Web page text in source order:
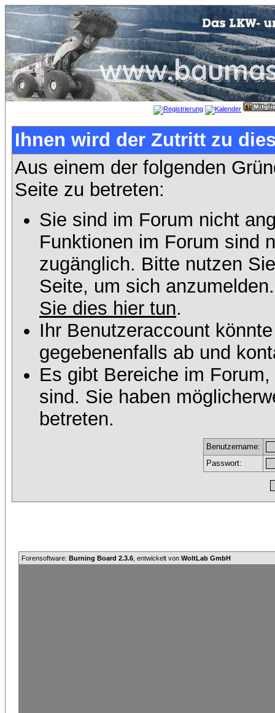
Ihnen wird der Zutritt zu
Aus einem der folgenden
Seite zu betreten:
Sie sind im Forum nicht
Funktionen im Forum sind
zugänglich. Bitte nutzen
Seite, um sich
Sie dies hier tun.
Ihr Benutzeraccount
gegebenenfalls ab und
Es gibt Bereiche im
sind. Sie haben
betreten.
Benutzername:
Passwort:
Forensoftware: Burning Board 2.3.6 , entwickelt von WoltLab GmbH